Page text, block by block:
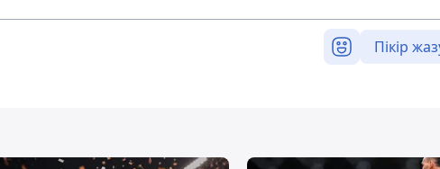
Пікір